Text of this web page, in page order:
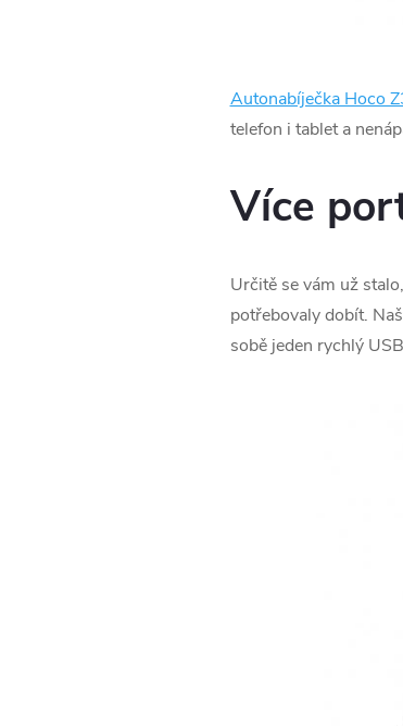
Autonabíječka Hoco
telefon i tablet a
Více
Určitě se vám už
potřebovaly dobít.
sobě jeden rychlý